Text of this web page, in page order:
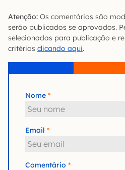
Atenção: Os comentários são
serão publicados se aprovados.
selecionadas para publicação e
critérios clicando aqui.
Nome
Email
Comentário